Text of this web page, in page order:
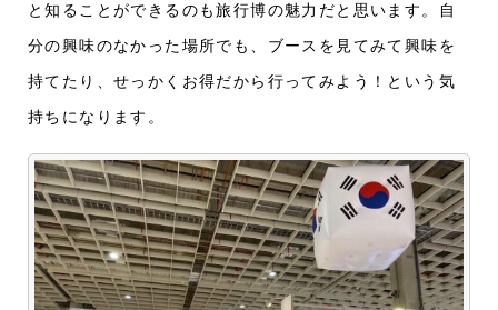
と知ることができるのも旅行博の魅力だと思います。自
分の興味のなかった場所でも、ブースを見てみて興味を
持てたり、せっかくお得だから行ってみよう！という気
持ちになります。